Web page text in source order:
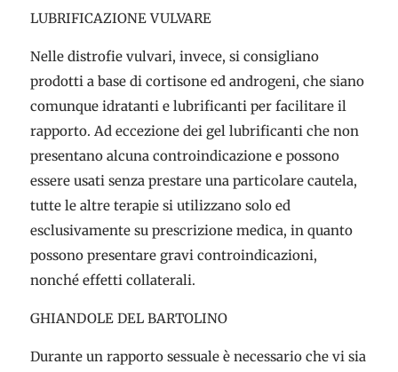
LUBRIFICAZIONE VULVARE
Nelle distrofie vulvari, invece, si consigliano
prodotti a base di cortisone ed androgeni, che siano
comunque idratanti e lubrificanti per facilitare il
rapporto. Ad eccezione dei gel lubrificanti che non
presentano alcuna controindicazione e possono
essere usati senza prestare una particolare cautela,
tutte le altre terapie si utilizzano solo ed
esclusivamente su prescrizione medica, in quanto
possono presentare gravi controindicazioni,
nonché effetti collaterali.
GHIANDOLE DEL BARTOLINO
Durante un rapporto sessuale è necessario che vi sia